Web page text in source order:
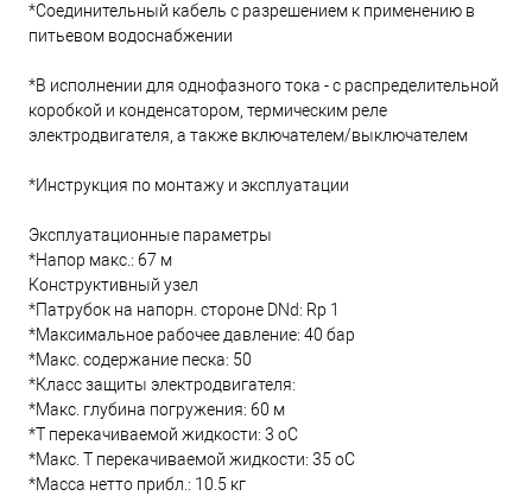
*Соединительный кабель с разрешением к применению в
питьевом водоснабжении
*В исполнении для однофазного тока - с распределительной
коробкой и конденсатором, термическим реле
электродвигателя, а также включателем/выключателем
*Инструкция по монтажу и эксплуатации
Эксплуатационные параметры
*Напор макс.: 67 м
Конструктивный узел
*Патрубок на напорн. стороне DNd: Rp 1
*Максимальное рабочее давление: 40 бар
*Макс. содержание песка: 50
*Класс защиты электродвигателя:
*Макс. глубина погружения: 60 м
*Т перекачиваемой жидкости: 3 oC
*Макс. T перекачиваемой жидкости: 35 oC
*Масса нетто прибл.: 10.5 кг